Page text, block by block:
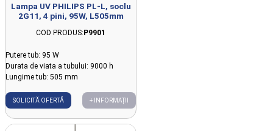
Lampa UV PHILIPS PL-L, soclu
2G11, 4 pini, 95W, L505mm
COD PRODUS:P9901
Putere tub: 95 W
Durata de viata a tubului: 9000 h
Lungime tub: 505 mm
SOLICITĂ OFERTĂ + INFORMAȚII